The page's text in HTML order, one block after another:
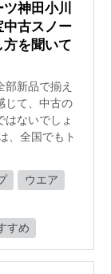
神田小川
中古スノー
を聞いて
部新品で揃え
じて、中古の
ないでしょ
、全国でもト
ウエア
すめ